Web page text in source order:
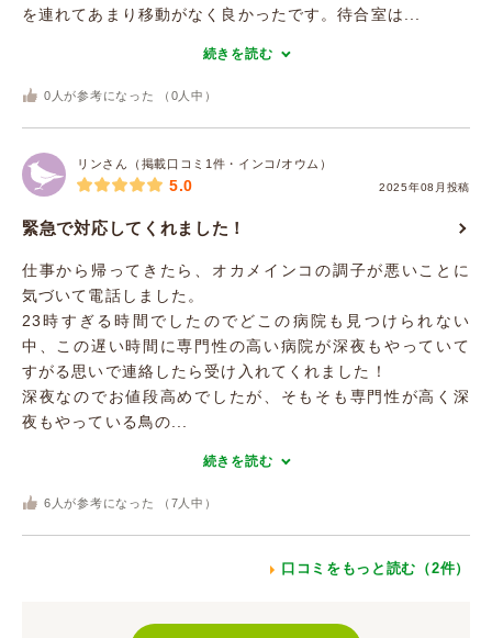
を連れてあまり移動がなく良かったです。待合室は...
続きを読む
0 人が参考になった （ 0 人中）
リンさん（掲載口コミ1件・インコ/オウム）
2025年08月投稿
5.0
緊急で対応してくれました！
仕事から帰ってきたら、オカメインコの調子が悪いことに
気づいて電話しました。
23時すぎる時間でしたのでどこの病院も見つけられない
中、この遅い時間に専門性の高い病院が深夜もやっていて
すがる思いで連絡したら受け入れてくれました！
深夜なのでお値段高めでしたが、そもそも専門性が高く深
夜もやっている鳥の...
続きを読む
6 人が参考になった （ 7 人中）
口コミをもっと読む（2件）